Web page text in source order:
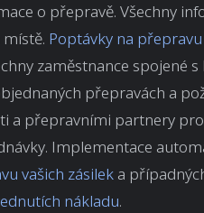
o přepravě. Všechny
Poptávky na přepravu
zaměstnance spojené
přepravách a
a přepravními partnery
Implementace
vašich zásilek a
nákladu.